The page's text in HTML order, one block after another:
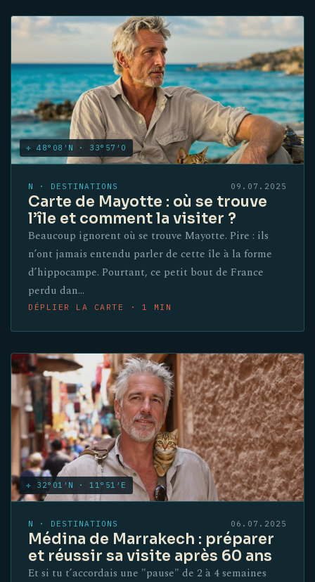
✛ 48°08′N · 33°57′O
N · DESTINATIONS 09.07.2025
Carte de Mayotte : où se trouve
l’île et comment la visiter ?
Beaucoup ignorent où se trouve Mayotte. Pire : ils
n’ont jamais entendu parler de cette île à la forme
d’hippocampe. Pourtant, ce petit bout de France
perdu dan…
DÉPLIER LA CARTE · 1 MIN
✛ 32°01′N · 11°51′E
N · DESTINATIONS 06.07.2025
Médina de Marrakech : préparer
et réussir sa visite après 60 ans
Et si tu t’accordais une "pause" de 2 à 4 semaines